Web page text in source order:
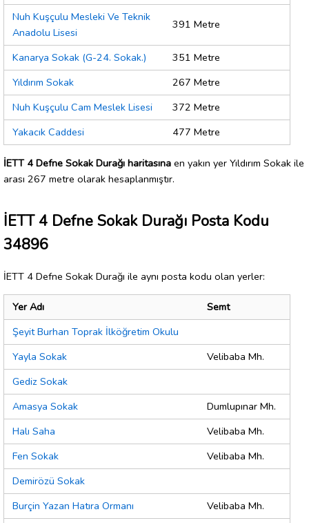
Nuh Kuşçulu Mesleki Ve Teknik
Anadolu Lisesi
391 Metre
Kanarya Sokak (G-24. Sokak.)
351 Metre
Yıldırım Sokak
267 Metre
Nuh Kuşçulu Cam Meslek Lisesi
372 Metre
Yakacık Caddesi
477 Metre
İETT 4 Defne Sokak Durağı haritasına en yakın yer Yıldırım Sokak ile
arası 267 metre olarak hesaplanmıştır.
İETT 4 Defne Sokak Durağı Posta Kodu
34896
İETT 4 Defne Sokak Durağı ile aynı posta kodu olan yerler:
Yer Adı
Semt
Şeyit Burhan Toprak İlköğretim Okulu
Yayla Sokak
Velibaba Mh.
Gediz Sokak
Amasya Sokak
Dumlupınar Mh.
Halı Saha
Velibaba Mh.
Fen Sokak
Velibaba Mh.
Demirözü Sokak
Burçin Yazan Hatıra Ormanı
Velibaba Mh.